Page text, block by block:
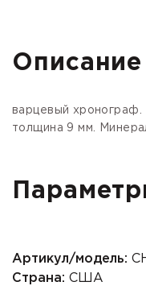
Описание
варцевый хронограф.
толщина 9 мм.
Артикул/модель:
Страна: США